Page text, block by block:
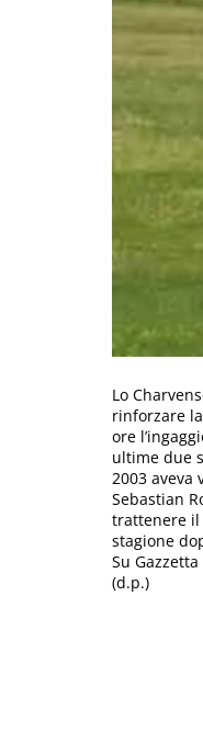
Lo
rinforzare
ore
ultime due
2003 aveva
Sebastian
trattenere il
stagione
Su
(d.p.)